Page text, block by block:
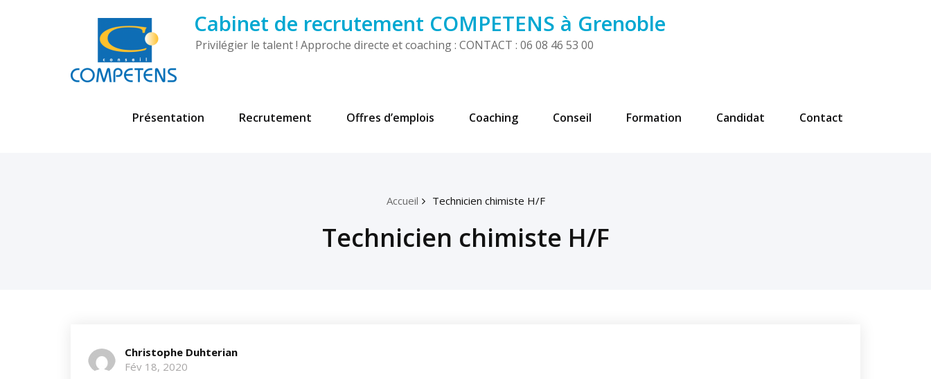
Cabinet de recrutement COMPETENS à Grenoble
Privilégier le talent ! Approche directe et coaching : CONTACT : 06 08 46 53 00
Présentation Recrutement Offres d’emplois Coaching Conseil Formation Candidat Contact
Accueil Technicien chimiste H/F
Technicien chimiste H/F
Christophe Duhterian
Fév 18, 2020